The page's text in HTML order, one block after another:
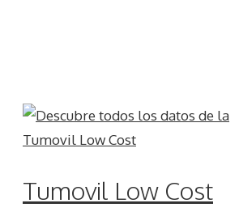
Tumovil Low Cost